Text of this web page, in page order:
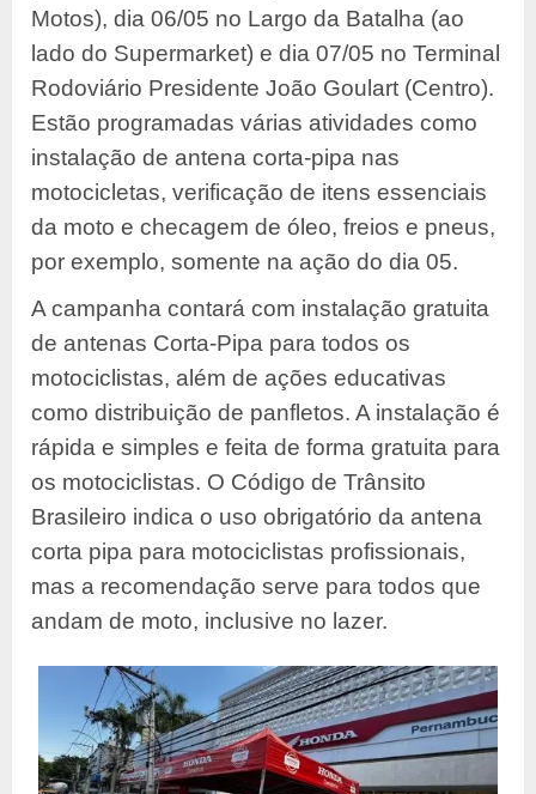
Motos), dia 06/05 no Largo da Batalha (ao
lado do Supermarket) e dia 07/05 no Terminal
Rodoviário Presidente João Goulart (Centro).
Estão programadas várias atividades como
instalação de antena corta-pipa nas
motocicletas, verificação de itens essenciais
da moto e checagem de óleo, freios e pneus,
por exemplo, somente na ação do dia 05.
A campanha contará com instalação gratuita
de antenas Corta-Pipa para todos os
motociclistas, além de ações educativas
como distribuição de panfletos. A instalação é
rápida e simples e feita de forma gratuita para
os motociclistas. O Código de Trânsito
Brasileiro indica o uso obrigatório da antena
corta pipa para motociclistas profissionais,
mas a recomendação serve para todos que
andam de moto, inclusive no lazer.